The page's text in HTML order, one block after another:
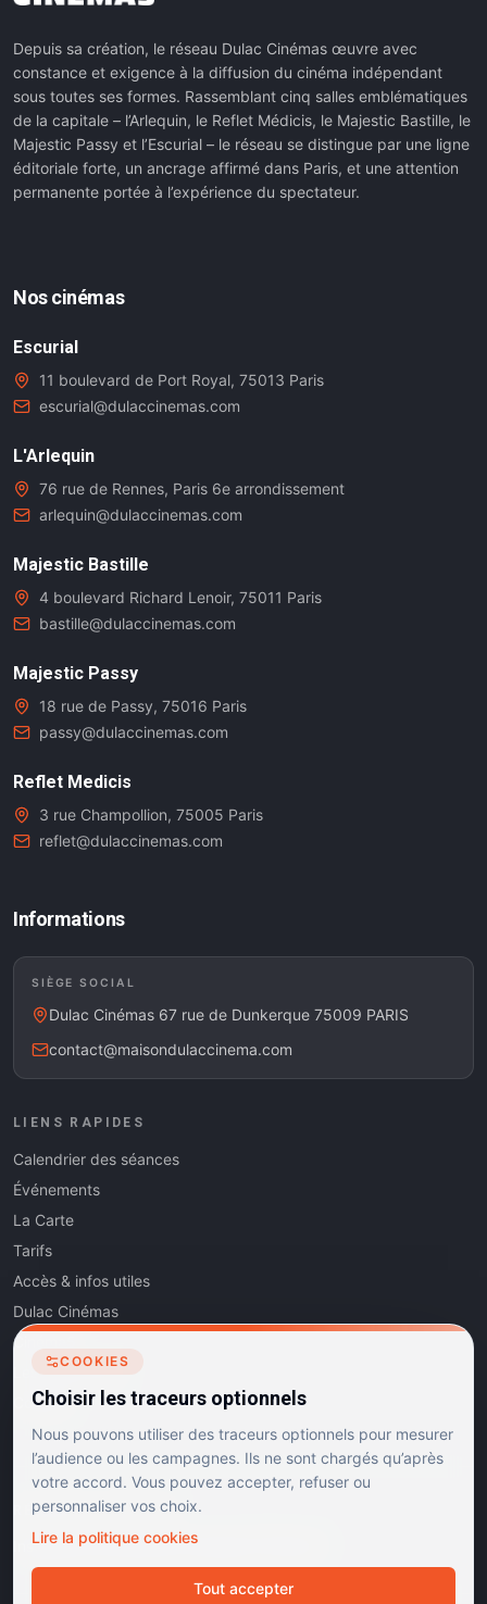
Depuis sa création, le réseau Dulac Cinémas œuvre avec
constance et exigence à la diffusion du cinéma indépendant
sous toutes ses formes. Rassemblant cinq salles emblématiques
de la capitale – l’Arlequin, le Reflet Médicis, le Majestic Bastille, le
Majestic Passy et l’Escurial – le réseau se distingue par une ligne
éditoriale forte, un ancrage affirmé dans Paris, et une attention
permanente portée à l’expérience du spectateur.
Nos cinémas
Escurial
11 boulevard de Port Royal, 75013 Paris
escurial@dulaccinemas.com
L'Arlequin
76 rue de Rennes, Paris 6e arrondissement
arlequin@dulaccinemas.com
Majestic Bastille
4 boulevard Richard Lenoir, 75011 Paris
bastille@dulaccinemas.com
Majestic Passy
18 rue de Passy, 75016 Paris
passy@dulaccinemas.com
Reflet Medicis
3 rue Champollion, 75005 Paris
reflet@dulaccinemas.com
Informations
SIÈGE SOCIAL
Dulac Cinémas 67 rue de Dunkerque 75009 PARIS
contact@maisondulaccinema.com
LIENS RAPIDES
Calendrier des séances
Événements
La Carte
Tarifs
Accès & infos utiles
Dulac Cinémas
Cinéma5
Les Dits de l'Art
Contact
RÉSEAUX SOCIAUX
Instagram Facebook Linkedin
COOKIES
Choisir les traceurs optionnels
Nous pouvons utiliser des traceurs optionnels pour mesurer
l’audience ou les campagnes. Ils ne sont chargés qu’après
votre accord. Vous pouvez accepter, refuser ou
personnaliser vos choix.
Lire la politique cookies
Tout accepter